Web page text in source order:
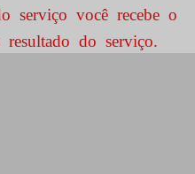
serviço você recebe o
do serviço.